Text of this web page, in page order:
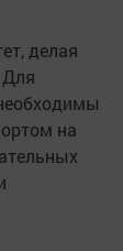
делая
на